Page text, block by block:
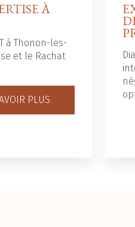
À
à Thonon-les-
et le Rachat
PLUS